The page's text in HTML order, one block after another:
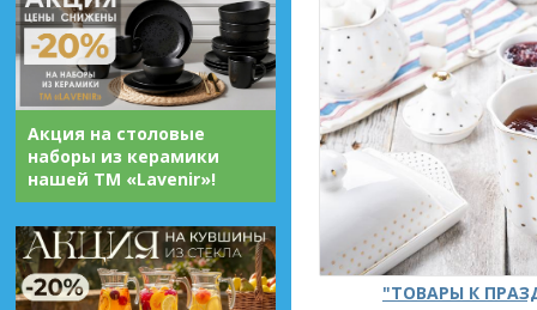
Акция на столовые
наборы из керамики
нашей ТМ «Lavenir»!
"ТОВАРЫ К